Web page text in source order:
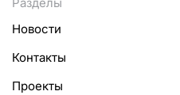
Новости
Контакты
Проекты